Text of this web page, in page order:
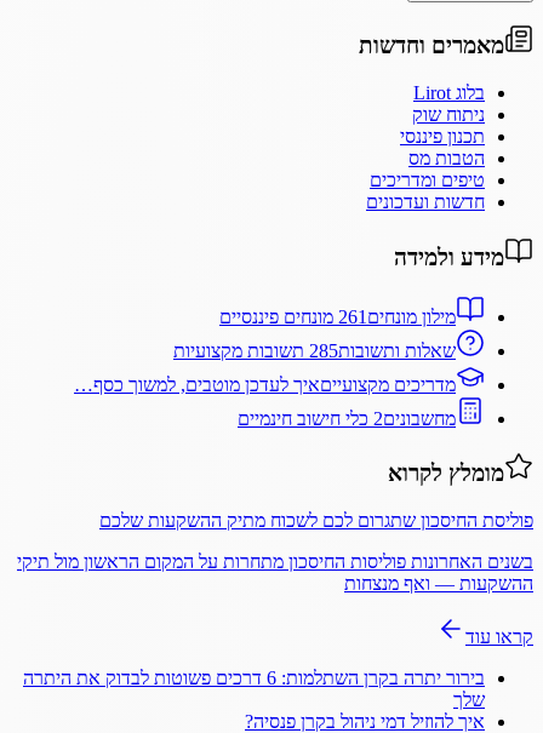
מאמרים וחדשות
בלוג Lirot
ניתוח שוק
תכנון פיננסי
הטבות מס
טיפים ומדריכים
חדשות ועדכונים
מידע ולמידה
מילון מונחים 261 מונחים פיננסיים
שאלות ותשובות285 תשובות מקצועיות
מדריכים מקצועייםאיך לעדכן מוטבים, למשוך כסף…
מחשבונים2 כלי חישוב חינמיים
מומלץ לקרוא
פוליסת החיסכון שתגרום לכם לשכוח מתיק ההשקעות שלכם
בשנים האחרונות פוליסות החיסכון מתחרות על המקום הראשון מול תיקי
ההשקעות — ואף מנצחות
קראו עוד
בירור יתרה בקרן השתלמות: 6 דרכים פשוטות לבדוק את היתרה
שלך
איך להוזיל דמי ניהול בקרן פנסיה?